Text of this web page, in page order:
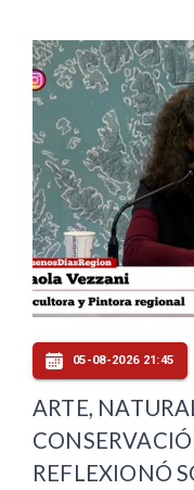
05-08-2026 21:45
ARTE,
REFLEXIONÓ